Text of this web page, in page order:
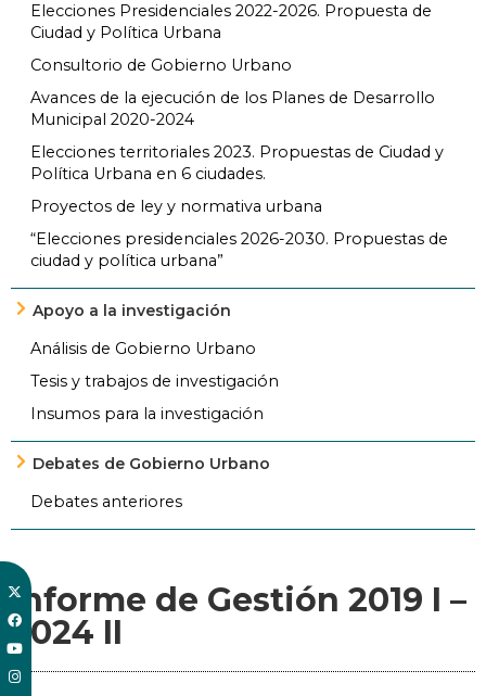
Elecciones Presidenciales 2022-2026. Propuesta de
Ciudad y Política Urbana
Consultorio de Gobierno Urbano
Avances de la ejecución de los Planes de Desarrollo
Municipal 2020-2024
Elecciones territoriales 2023. Propuestas de Ciudad y
Política Urbana en 6 ciudades.
Proyectos de ley y normativa urbana
“Elecciones presidenciales 2026-2030. Propuestas de
ciudad y política urbana”
Apoyo a la investigación
Análisis de Gobierno Urbano
Tesis y trabajos de investigación
Insumos para la investigación
Debates de Gobierno Urbano
Debates anteriores
Informe de Gestión 2019 I –
2024 II